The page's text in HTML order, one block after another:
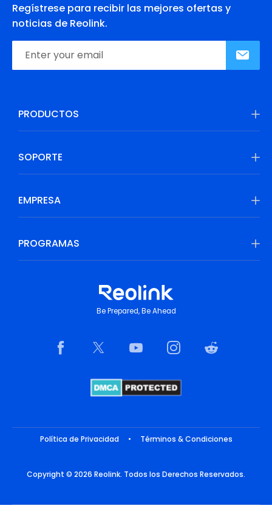
Regístrese para recibir las mejores ofertas y
noticias de Reolink.
PRODUCTOS
SOPORTE
EMPRESA
PROGRAMAS
Be Prepared, Be Ahead
Política de Privacidad • Términos & Condiciones
Copyright © 2026 Reolink. Todos los Derechos Reservados.